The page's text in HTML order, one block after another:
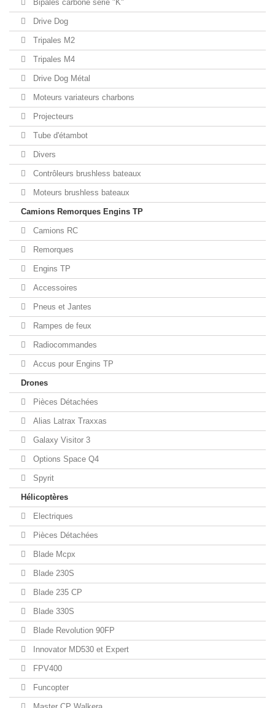
Bipales carbone série "K"
Drive Dog
Tripales M2
Tripales M4
Drive Dog Métal
Moteurs variateurs charbons
Projecteurs
Tube d'étambot
Divers
Contrôleurs brushless bateaux
Moteurs brushless bateaux
Camions Remorques Engins TP
Camions RC
Remorques
Engins TP
Accessoires
Pneus et Jantes
Rampes de feux
Radiocommandes
Accus pour Engins TP
Drones
Pièces Détachées
Alias Latrax Traxxas
Galaxy Visitor 3
Options Space Q4
Spyrit
Hélicoptères
Electriques
Pièces Détachées
Blade Mcpx
Blade 230S
Blade 235 CP
Blade 330S
Blade Revolution 90FP
Innovator MD530 et Expert
FPV400
Funcopter